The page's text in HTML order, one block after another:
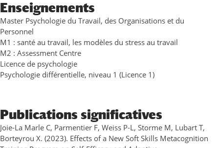
Enseignements
Master Psychologie du Travail, des Organisations et du
Personnel
M1 : santé au travail, les modèles du stress au travail
M2 : Assessment Centre
Licence de psychologie
Psychologie différentielle, niveau 1 (Licence 1)
Publications significatives
Joie-La Marle C, Parmentier F, Weiss P-L, Storme M, Lubart T,
Borteyrou X. (2023). Effects of a New Soft Skills Metacognition